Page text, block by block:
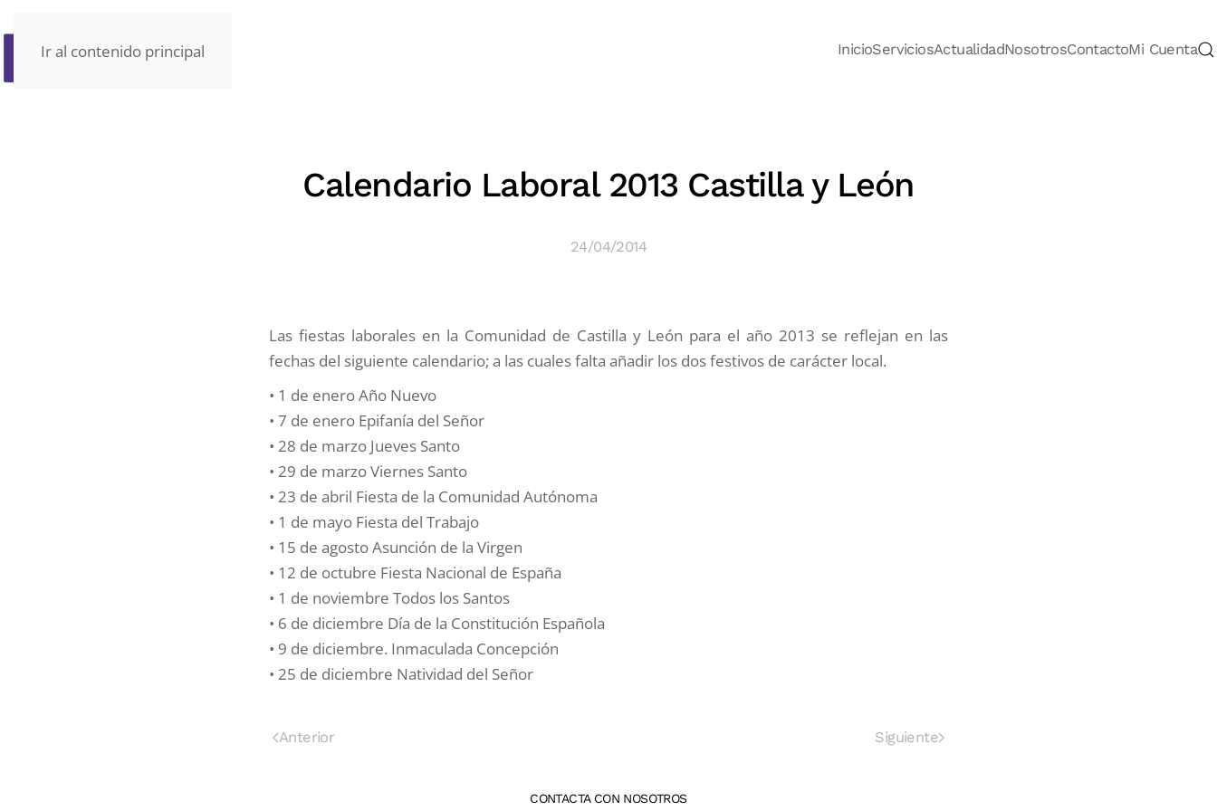
Ir al contenido principal InicioServiciosActualidadNosotrosContactoMi Cuenta
Calendario Laboral 2013 Castilla y León
24/04/2014
Las fiestas laborales en la Comunidad de Castilla y León para el año 2013 se reflejan en las
fechas del siguiente calendario; a las cuales falta añadir los dos festivos de carácter local.
• 1 de enero Año Nuevo
• 7 de enero Epifanía del Señor
• 28 de marzo Jueves Santo
• 29 de marzo Viernes Santo
• 23 de abril Fiesta de la Comunidad Autónoma
• 1 de mayo Fiesta del Trabajo
• 15 de agosto Asunción de la Virgen
• 12 de octubre Fiesta Nacional de España
• 1 de noviembre Todos los Santos
• 6 de diciembre Día de la Constitución Española
• 9 de diciembre. Inmaculada Concepción
• 25 de diciembre Natividad del Señor
Anterior Siguiente
CONTACTA CON NOSOTROS